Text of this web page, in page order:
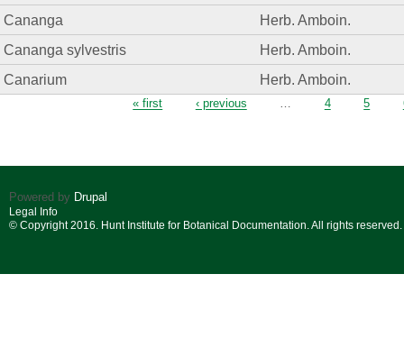
Cananga
Herb. Amboin.
Cananga sylvestris
Herb. Amboin.
Canarium
Herb. Amboin.
« first ‹ previous … 4 5
Powered by Drupal
Legal Info
© Copyright 2016. Hunt Institute for Botanical Documentation. All rights reserved.